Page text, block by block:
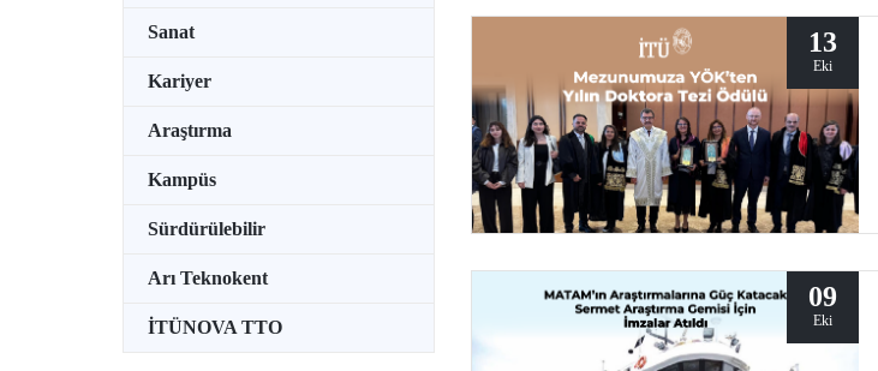
Sanat
Kariyer
Araştırma
Kampüs
Sürdürülebilir
Arı Teknokent
İTÜNOVA TTO
13
Eki
09
Eki